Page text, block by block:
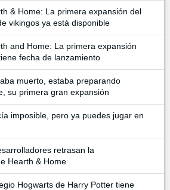
& Home: La primera expansión del
vikingos ya está disponible
and Home: La primera expansión
fecha de lanzamiento
muerto, estaba preparando
su primera gran expansión
imposible, pero ya puedes jugar en
retrasan la
Hearth & Home
Hogwarts de Harry Potter tiene